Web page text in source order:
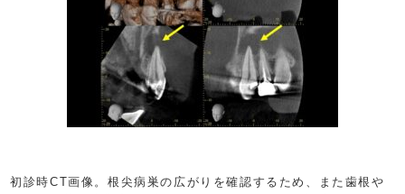
初診時CT画像。根尖病巣の広がりを確認するため、また歯根や